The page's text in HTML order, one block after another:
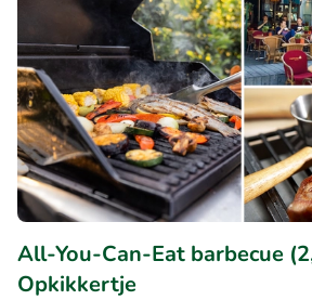
All-You-Can-Eat barbecue
Opkikkertje